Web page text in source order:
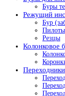
Буры
Режущий
Бур
Пилоты
Резцы
Колонковое
Переходники